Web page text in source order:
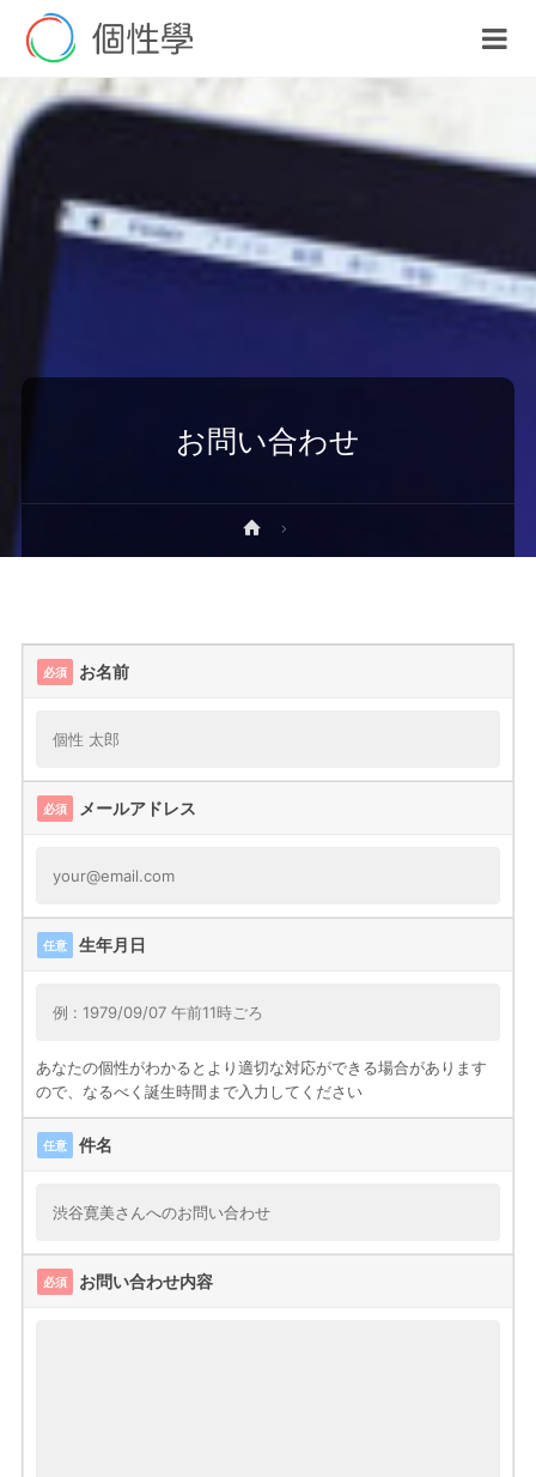
お問い合わせ
ホ
ー
必須 お名前
必須 メールアドレス
任意 生年月日
あなたの個性がわかるとより適切な対応ができる場合があります
ので、なるべく誕生時間まで入力してください
任意 件名
必須 お問い合わせ内容